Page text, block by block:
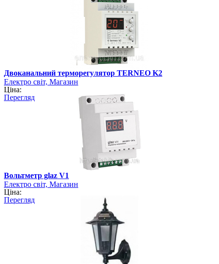
Двоканальний терморегулятор TERNEO K2
Електро світ, Магазин
Ціна:
Перегляд
Вольтметр glaz V1
Електро світ, Магазин
Ціна:
Перегляд